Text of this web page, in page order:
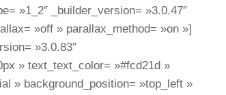
»1_2″ _builder_version= »3.0.47″
»off » parallax_method= »on »]
»3.0.83″
» text_text_color= »#fcd21d »
» background_position= »top_left »